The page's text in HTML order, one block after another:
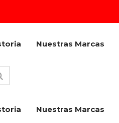
Nuestras Marcas
Nuestras Marcas